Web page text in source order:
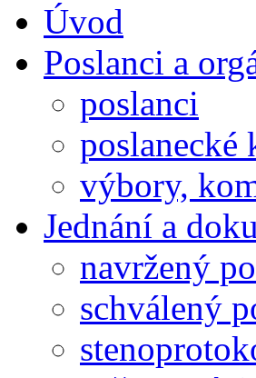
Úvod
Poslanci a
poslanci
poslanecké
výbory,
Jednání a
navržený
schválený